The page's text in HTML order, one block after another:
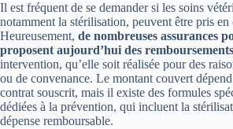
Il est fréquent de se demander si les soins
notamment la stérilisation, peuvent être pris en
Heureusement, de nombreuses assurances
proposent aujourd’hui des remboursements
intervention, qu’elle soit réalisée pour des
ou de convenance. Le montant couvert
contrat souscrit, mais il existe des formules
dédiées à la prévention, qui incluent la
dépense remboursable.